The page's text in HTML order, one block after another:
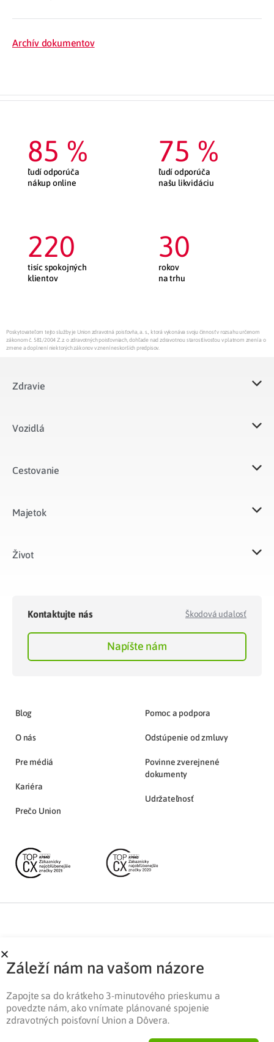
Archív dokumentov
85 %
ľudí odporúča
nákup online
75 %
ľudí odporúča
našu likvidáciu
220
tisíc spokojných
klientov
30
rokov
na trhu
Poskytovateľom tejto služby je Union zdravotná poisťovňa, a. s., ktorá vykonáva svoju činnosť v rozsahu určenom
zákonom č. 581/2004 Z.z. o zdravotných poisťovniach, dohľade nad zdravotnou starostlivosťou v platnom znení a o
zmene a doplnení niektorých zákonov v znení neskorších predpisov.
Zdravie
Vozidlá​
Cestovanie
Majetok​
Život​
Kontaktujte nás Škodová udalosť
Napíšte nám
Blog
O nás
Pre médiá
Kariéra
Prečo Union
Pomoc a podpora
Odstúpenie od zmluvy
Povinne zverejnené
dokumenty
Udržateľnosť
Partnerská zóna
Záleží nám na vašom názore
Zapojte sa do krátkeho 3-minutového prieskumu a
povedzte nám, ako vnímate plánované spojenie
zdravotných poisťovní Union a Dôvera.